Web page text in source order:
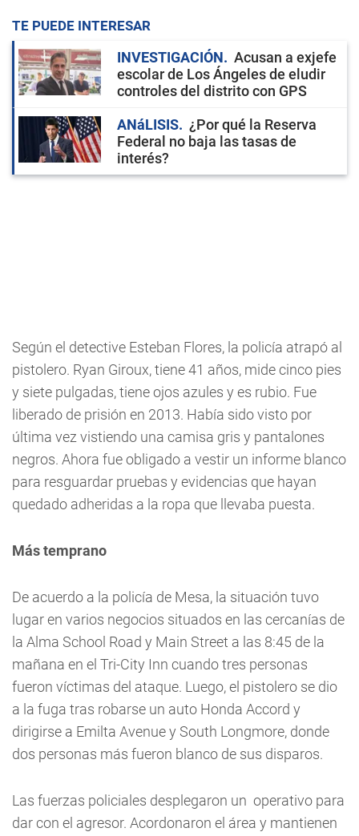
TE PUEDE INTERESAR
INVESTIGACIÓN
Acusan a exjefe
escolar de Los Ángeles de eludir
controles del distrito con GPS
ANáLISIS
¿Por qué la Reserva
Federal no baja las tasas de
interés?
Según el detective Esteban Flores, la policía atrapó al
pistolero. Ryan Giroux, tiene 41 años, mide cinco pies
y siete pulgadas, tiene ojos azules y es rubio. Fue
liberado de prisión en 2013. Había sido visto por
última vez vistiendo una camisa gris y pantalones
negros. Ahora fue obligado a vestir un informe blanco
para resguardar pruebas y evidencias que hayan
quedado adheridas a la ropa que llevaba puesta.
Más temprano
De acuerdo a la policía de Mesa, la situación tuvo
lugar en varios negocios situados en las cercanías de
la Alma School Road y Main Street a las 8:45 de la
mañana en el Tri-City Inn cuando tres personas
fueron víctimas del ataque. Luego, el pistolero se dio
a la fuga tras robarse un auto Honda Accord y
dirigirse a Emilta Avenue y South Longmore, donde
dos personas más fueron blanco de sus disparos.
Las fuerzas policiales desplegaron un operativo para
dar con el agresor. Acordonaron el área y mantienen